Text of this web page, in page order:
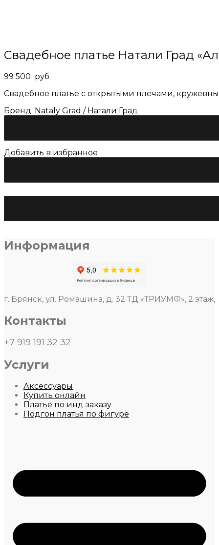
Свадебное платье Натали Град
99 500 руб.
Свадебное платье с открытыми плечами,
Бренд: Nataly Grad / Натали Град
Добавить в избранное
Свадебное
Натали
Информация
г. Брянск, ул. Ромашина, д. 32 ТД «ТРИУМФ», 2 этаж,
Контакты
+7 919 191 32 32
Услуги
Аксессуары
Купить онлайн
Платье по инд заказу
Подгон платья по фигуре